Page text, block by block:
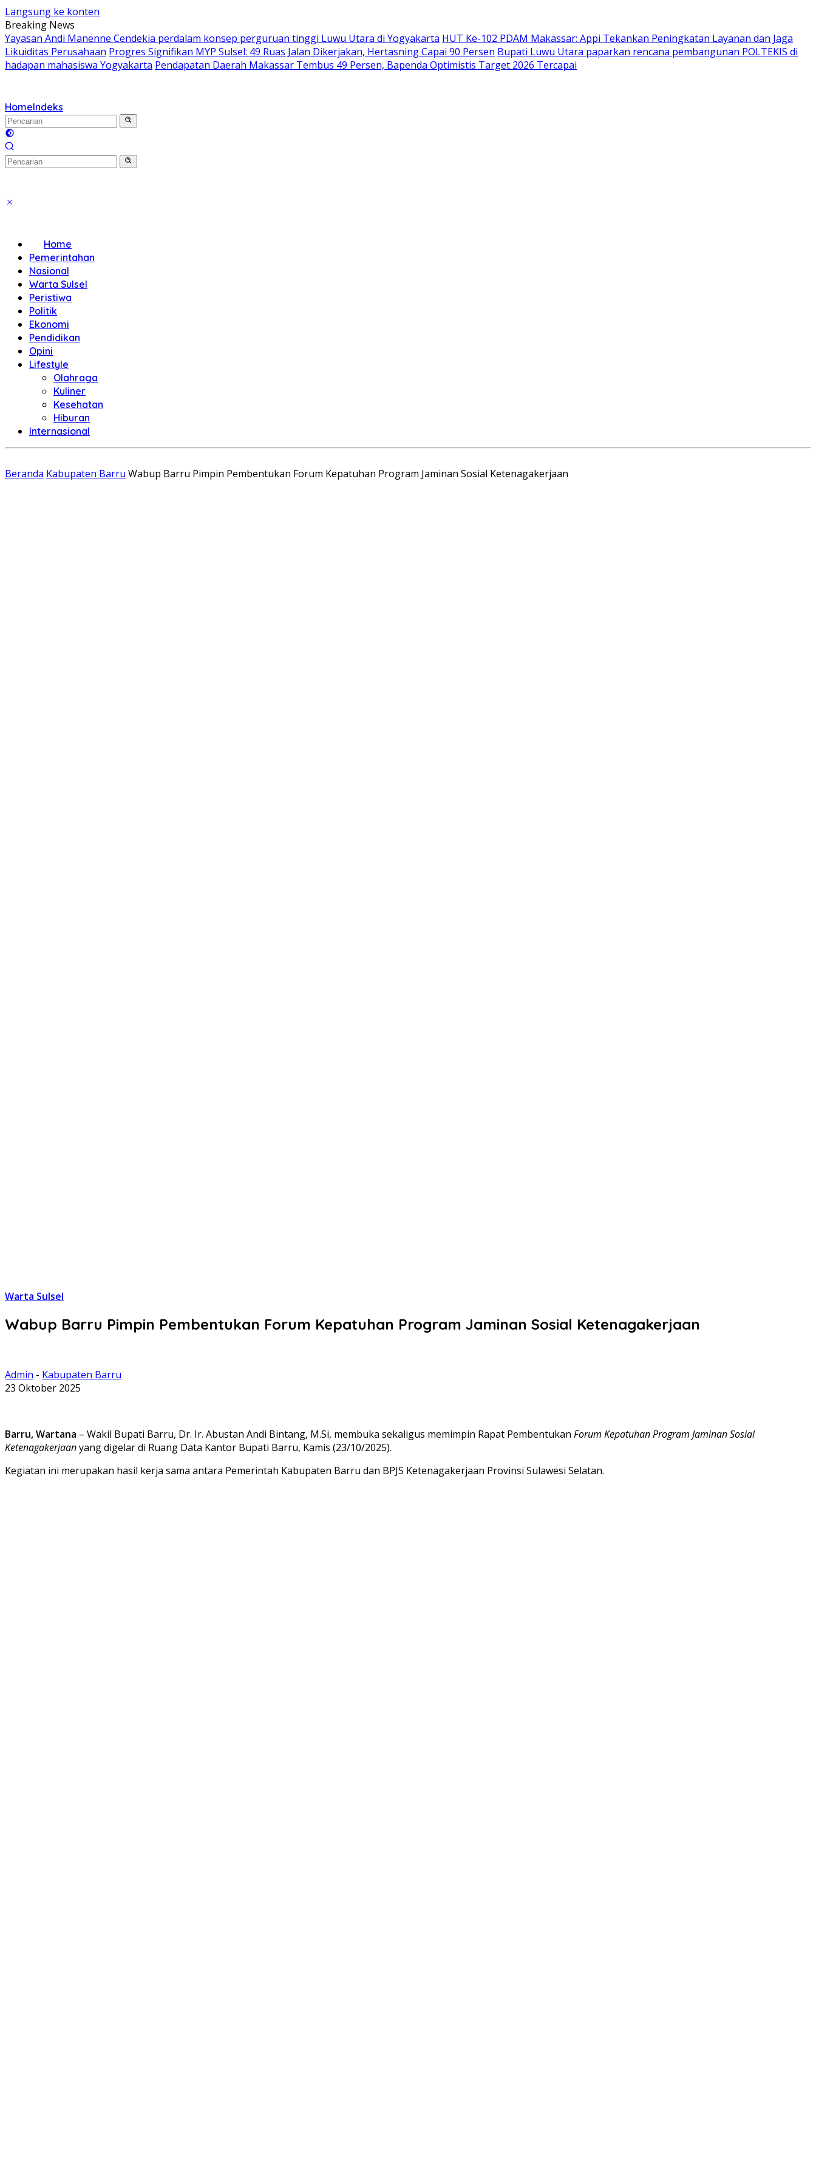
Langsung ke konten
Breaking News
Yayasan Andi Manenne Cendekia perdalam konsep perguruan tinggi Luwu Utara di Yogyakarta HUT Ke-102 PDAM Makassar: Appi Tekankan Peningkatan Layanan dan Jaga
Likuiditas Perusahaan Progres Signifikan MYP Sulsel: 49 Ruas Jalan Dikerjakan, Hertasning Capai 90 Persen Bupati Luwu Utara paparkan rencana pembangunan POLTEKIS di
hadapan mahasiswa Yogyakarta Pendapatan Daerah Makassar Tembus 49 Persen, Bapenda Optimistis Target 2026 Tercapai
HomeIndeks
Home
Pemerintahan
Nasional
Warta Sulsel
Peristiwa
Politik
Ekonomi
Pendidikan
Opini
Lifestyle
Olahraga
Kuliner
Kesehatan
Hiburan
Internasional
Beranda Kabupaten Barru Wabup Barru Pimpin Pembentukan Forum Kepatuhan Program Jaminan Sosial Ketenagakerjaan
Warta Sulsel
Wabup Barru Pimpin Pembentukan Forum Kepatuhan Program Jaminan Sosial Ketenagakerjaan
Admin - Kabupaten Barru
23 Oktober 2025
Barru, Wartana – Wakil Bupati Barru, Dr. Ir. Abustan Andi Bintang, M.Si, membuka sekaligus memimpin Rapat Pembentukan Forum Kepatuhan Program Jaminan Sosial
Ketenagakerjaanyang digelar di Ruang Data Kantor Bupati Barru, Kamis (23/10/2025).
Kegiatan ini merupakan hasil kerja sama antara Pemerintah Kabupaten Barru dan BPJS Ketenagakerjaan Provinsi Sulawesi Selatan.